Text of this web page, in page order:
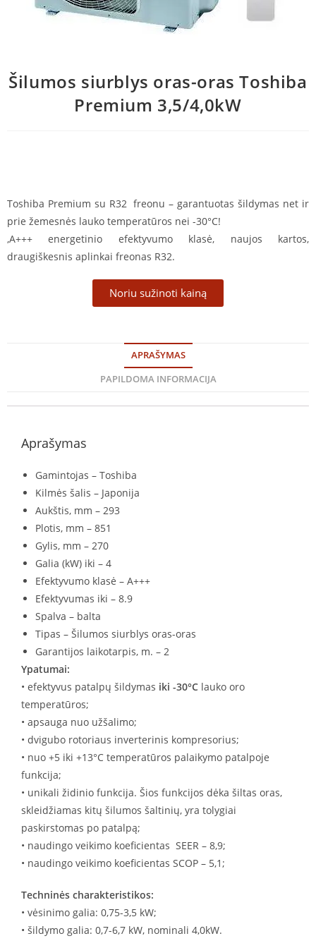
Šilumos siurblys oras-oras Toshiba
Premium 3,5/4,0kW
Toshiba Premium su R32 freonu – garantuotas šildymas net ir
prie žemesnės lauko temperatūros nei -30°C!
,A+++ energetinio efektyvumo klasė, naujos kartos,
draugiškesnis aplinkai freonas R32.
Noriu sužinoti kainą
APRAŠYMAS
PAPILDOMA INFORMACIJA
Aprašymas
Gamintojas – Toshiba
Kilmės šalis – Japonija
Aukštis, mm – 293
Plotis, mm – 851
Gylis, mm – 270
Galia (kW) iki – 4
Efektyvumo klasė – A+++
Efektyvumas iki – 8.9
Spalva – balta
Tipas – Šilumos siurblys oras-oras
Garantijos laikotarpis, m. – 2
Ypatumai:
• efektyvus patalpų šildymas iki -30°C lauko oro
temperatūros;
• apsauga nuo užšalimo;
• dvigubo rotoriaus inverterinis kompresorius;
• nuo +5 iki +13°C temperatūros palaikymo patalpoje
funkcija;
• unikali židinio funkcija. Šios funkcijos dėka šiltas oras,
skleidžiamas kitų šilumos šaltinių, yra tolygiai
paskirstomas po patalpą;
• naudingo veikimo koeficientas SEER – 8,9;
• naudingo veikimo koeficientas SCOP – 5,1;
Techninės charakteristikos:
• vėsinimo galia: 0,75-3,5 kW;
• šildymo galia: 0,7-6,7 kW, nominali 4,0kW.